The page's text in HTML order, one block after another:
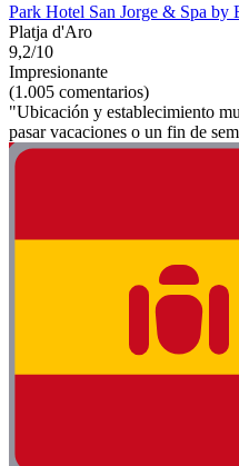
Park Hotel San Jorge & Spa by
Platja d'Aro
9,2/10
Impresionante
(1.005 comentarios)
"Ubicación y establecimiento
pasar vacaciones o un fin de